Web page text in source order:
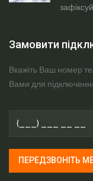
Замовити
Вкажіть Ваш номер
Вами для
ПЕРЕДЗВОНІТЬ